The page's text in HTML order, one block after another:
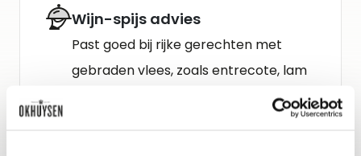
Wijn-spijs advies
Past goed bij rijke gerechten met
gebraden vlees, zoals entrecote, lam